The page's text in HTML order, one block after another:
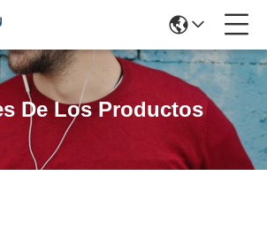
De Los Productos